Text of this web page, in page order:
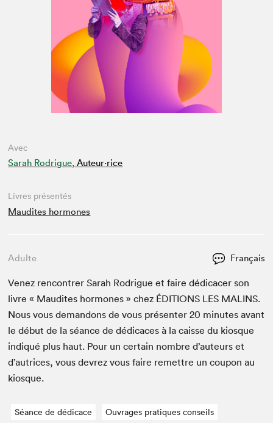
Avec
Sarah Rodrigue, Auteur·rice
Livres présentés
Maudites hormones
Adulte Français
Venez ren­con­tr­er Sarah Rodrigue et faire dédi­cac­er son
livre « Mau­dites hor­mones » chez ÉDI­TIONS LES MALINS.
Nous vous deman­dons de vous présen­ter20 min­utes avant
le début de la séance de dédi­caces à la caisse du kiosque
indiqué plus haut. Pour un cer­tain nom­bre d’auteurs et
d’autrices, vous devrez vous faire remet­tre un coupon au
kiosque.
Séance de dédicace Ouvrages pratiques conseils